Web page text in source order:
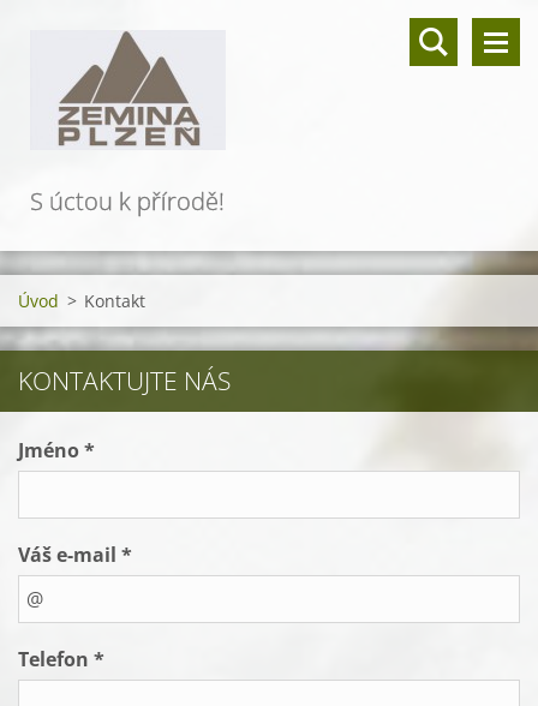
S úctou k přírodě!
Úvod > Kontakt
KONTAKTUJTE NÁS
Jméno *
Váš e-mail *
Telefon *